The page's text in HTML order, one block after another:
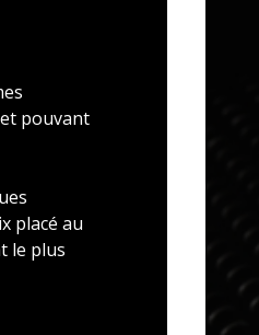
pouvant
placé au
le plus